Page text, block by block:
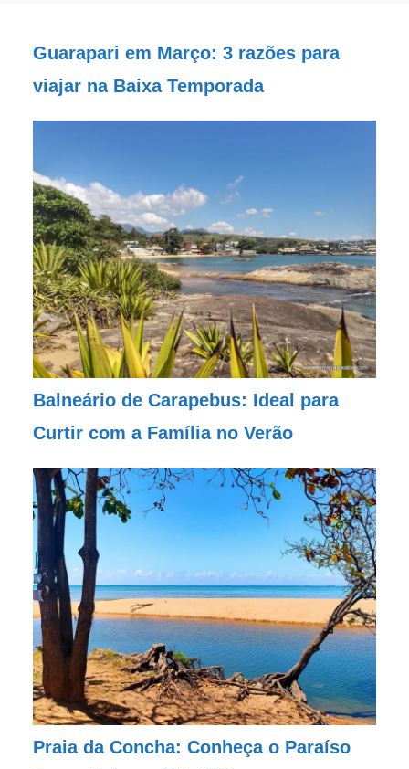
Guarapari em Março: 3 razões para
viajar na Baixa Temporada
Balneário de Carapebus: Ideal para
Curtir com a Família no Verão
Praia da Concha: Conheça o Paraíso